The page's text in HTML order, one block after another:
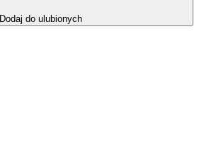
Dodaj do ulubionych